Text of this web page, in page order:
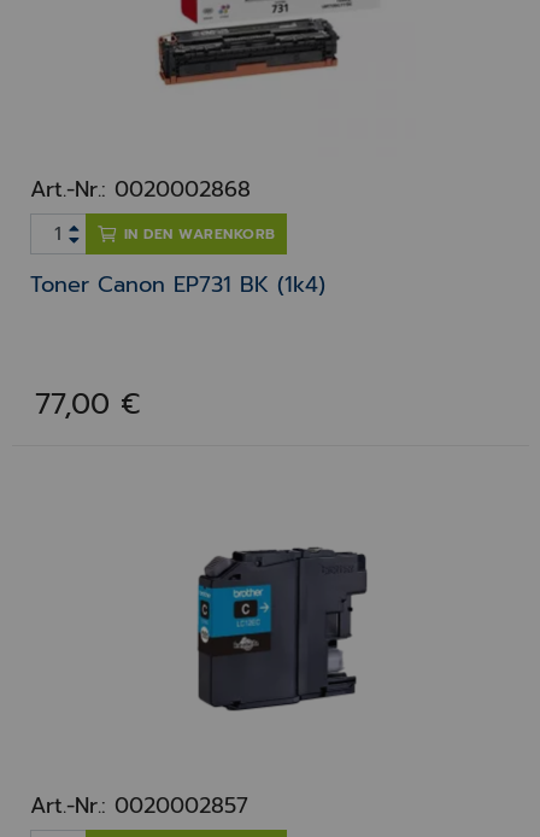
Art.-Nr.: 0020002868
IN DEN WARENKORB
Toner Canon EP731 BK (1k4)
77,00 €
Art.-Nr.: 0020002857